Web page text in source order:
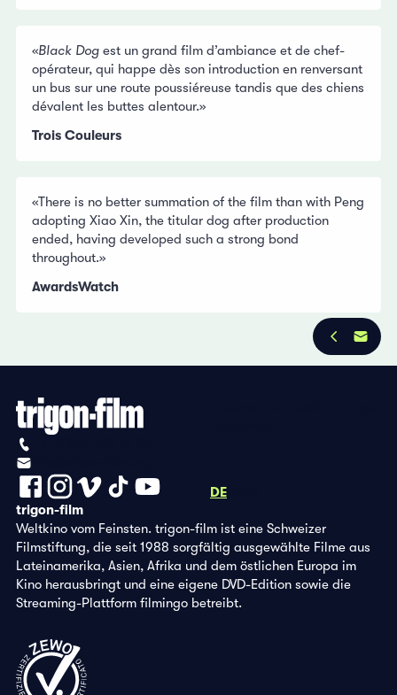
«Black Dog est un grand film d’ambiance et de chef-
opérateur, qui happe dès son introduction en renversant
un bus sur une route poussiéreuse tandis que des chiens
dévalent les buttes alentour.»
Trois Couleurs
«There is no better summation of the film than with Peng
adopting Xiao Xin, the titular dog after production
ended, having developed such a strong bond
throughout.»
AwardsWatch
DE
trigon-film
Weltkino vom Feinsten. trigon-film ist eine Schweizer
Filmstiftung, die seit 1988 sorgfältig ausgewählte Filme aus
Lateinamerika, Asien, Afrika und dem östlichen Europa im
Kino herausbringt und eine eigene DVD-Edition sowie die
Streaming-Plattform filmingo betreibt.